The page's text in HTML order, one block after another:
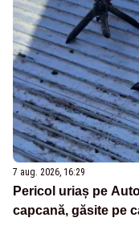
7 aug. 2026, 16:29
Pericol uriaș pe
capcană, găsite pe